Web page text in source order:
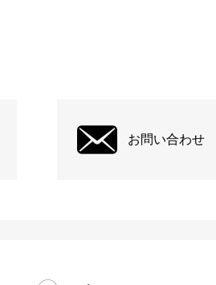
お問い合わせ